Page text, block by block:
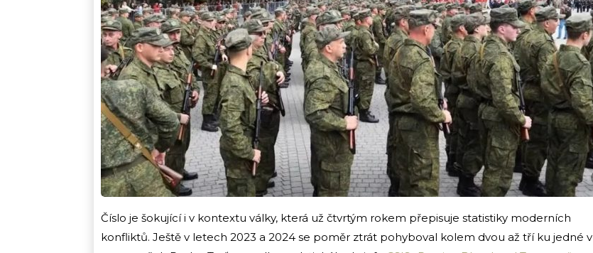
Číslo je šokující i v kontextu války, která už čtvrtým rokem přepisuje statistiky moderních
konfliktů. Ještě v letech 2023 a 2024 se poměr ztrát pohyboval kolem dvou až tří ku jedné v